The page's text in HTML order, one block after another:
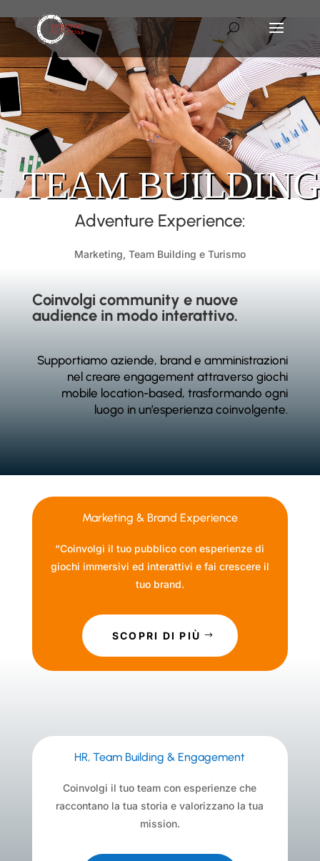
TEAM BUILDING
Adventure Experience:
Marketing, Team Building e Turismo
Coinvolgi community e nuove
audience in modo interattivo.
Supportiamo aziende, brand e amministrazioni
nel creare engagement attraverso giochi
mobile location-based, trasformando ogni
luogo in un’esperienza coinvolgente.
Marketing & Brand Experience
“Coinvolgi il tuo pubblico con esperienze di
giochi immersivi ed interattivi e fai crescere il
tuo brand.
SCOPRI DI PIÙ
HR, Team Building & Engagement
Coinvolgi il tuo team con esperienze che
raccontano la tua storia e valorizzano la tua
mission.